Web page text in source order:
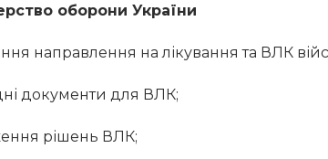
оборони України
направлення на лікування та ВЛК
документи для ВЛК;
рішень ВЛК;